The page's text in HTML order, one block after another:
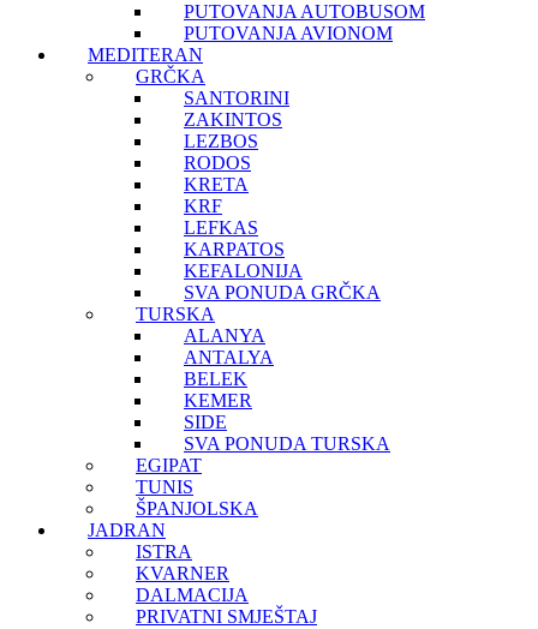
PUTOVANJA AUTOBUSOM
PUTOVANJA AVIONOM
MEDITERAN
GRČKA
SANTORINI
ZAKINTOS
LEZBOS
RODOS
KRETA
KRF
LEFKAS
KARPATOS
KEFALONIJA
SVA PONUDA GRČKA
TURSKA
ALANYA
ANTALYA
BELEK
KEMER
SIDE
SVA PONUDA TURSKA
EGIPAT
TUNIS
ŠPANJOLSKA
JADRAN
ISTRA
KVARNER
DALMACIJA
PRIVATNI SMJEŠTAJ